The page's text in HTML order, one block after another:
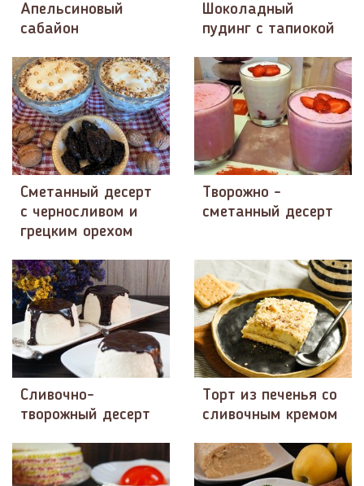
Апельсиновый
сабайон
Шоколадный
пудинг с тапиокой
Сметанный десерт
с черносливом и
грецким орехом
Творожно -
сметанный десерт
Сливочно-
творожный десерт
Торт из печенья со
сливочным кремом